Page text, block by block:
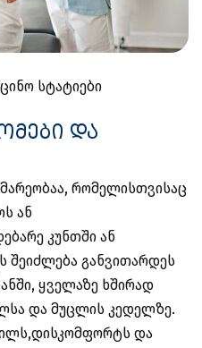
სტატიები
და
რომელისთვისაც
ან
კუნთში ან
შეიძლება განვითარდეს
ყველაზე ხშირად
და მუცლის კედელზე.
და